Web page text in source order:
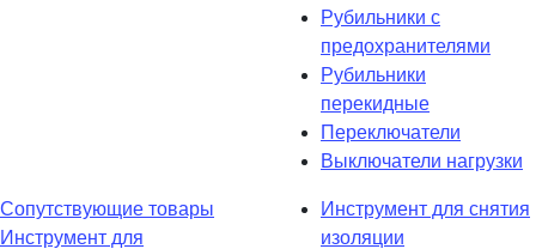
Рубильники с
предохранителями
Рубильники
перекидные
Переключатели
Выключатели нагрузки
Сопутствующие товары
Инструмент для
Инструмент для снятия
изоляции